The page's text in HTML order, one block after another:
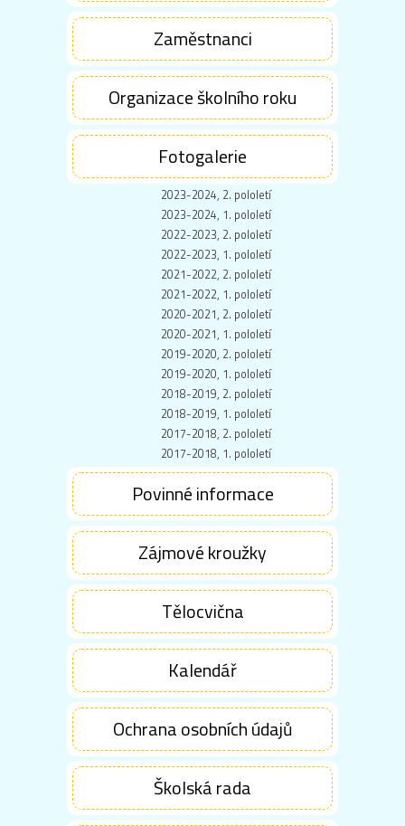
Zaměstnanci
Organizace školního roku
Fotogalerie
2023-2024, 2. pololetí
2023-2024, 1. pololetí
2022-2023, 2. pololetí
2022-2023, 1. pololetí
2021-2022, 2. pololetí
2021-2022, 1. pololetí
2020-2021, 2. pololetí
2020-2021, 1. pololetí
2019-2020, 2. pololetí
2019-2020, 1. pololetí
2018-2019, 2. pololetí
2018-2019, 1. pololetí
2017-2018, 2. pololetí
2017-2018, 1. pololetí
Povinné informace
Zájmové kroužky
Tělocvična
Kalendář
Ochrana osobních údajů
Školská rada